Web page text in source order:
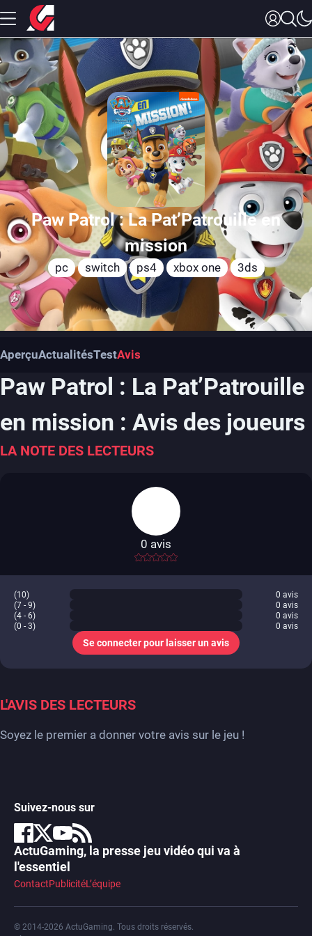
Paw Patrol : La Pat’Patrouille en
mission
pc switch ps4 xbox one 3ds
AperçuActualitésTestAvis
Paw Patrol : La Pat’Patrouille
en mission : Avis des joueurs
LA NOTE DES LECTEURS
-
0 avis
(10) 0 avis
(7 - 9)
0 avis
(4 - 6)
0 avis
(0 - 3)
0 avis
Se connecter pour laisser un avis
L'AVIS DES LECTEURS
Soyez le premier a donner votre avis sur le jeu !
Suivez-nous sur
ActuGaming, la presse jeu vidéo qui va à
l'essentiel
ContactPublicitéL’équipe
© 2014-2026 ActuGaming. Tous droits réservés.